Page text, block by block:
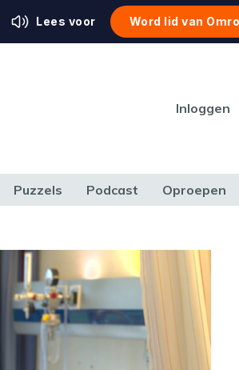
Lees voor Word lid van
Inloggen
Puzzels Podcast Oproepen